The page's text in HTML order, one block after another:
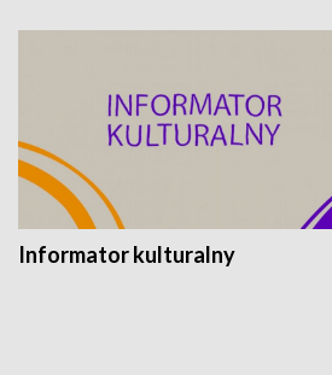
Informator kulturalny